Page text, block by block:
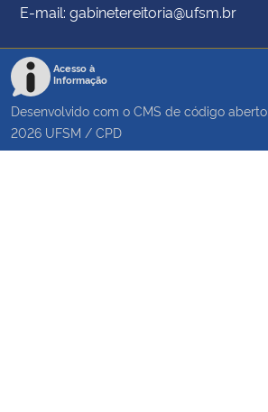
E-mail: gabinetereitoria@ufsm.br
Acesso à
Informação
Desenvolvido com o CMS de código aberto
2026 UFSM / CPD